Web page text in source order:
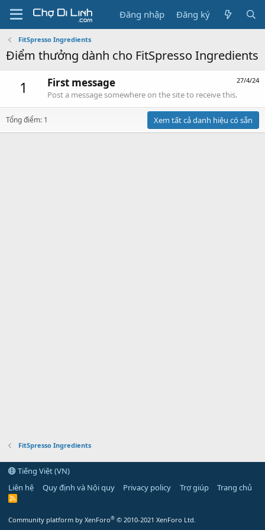
Đăng nhập Đăng ký
FitSpresso Ingredients
Điểm thưởng dành cho FitSpresso Ingredients
1 27/4/24
First message
Post a message somewhere on the site to receive this.
Tổng điểm: 1 Xem tất cả danh hiệu có sẵn
FitSpresso Ingredients
Tiếng Việt (VN)
Liên hệ
Quy định và Nội quy Privacy policy Trợ giúp Trang chủ
R
Community platform by XenForo® © 2010-2021 XenForo Ltd.